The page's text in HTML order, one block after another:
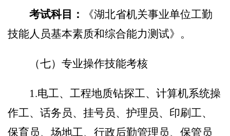
考试科目：
《湖北省机关事业单位工勤
技能人员基本素质和综合能力测试》 。
（七）专业操作技能考核
1.电工、工程地质钻探工、计算机系统操
作工、话务员、挂号员、护理员、印刷工、
保育员、场地工、行政后勤管理员、保管员